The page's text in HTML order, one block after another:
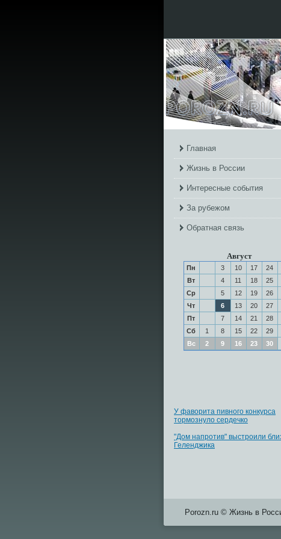
Главная
Жизнь в России
Интересные события
За рубежом
Обратная связь
Август
Пн 3 10 17 24
Вт
4 11 18
25
Ср
5 12 19
26
Чт
6 13 20
27
Пт
7 14 21
28
Сб
1 8 15 22
29
Вс
2 9 16 23 30
У фаворита пивного конкурса
тормознуло сердечко
"Дом напротив" выстроили
Геленджика
Porozn.ru © Жизнь в